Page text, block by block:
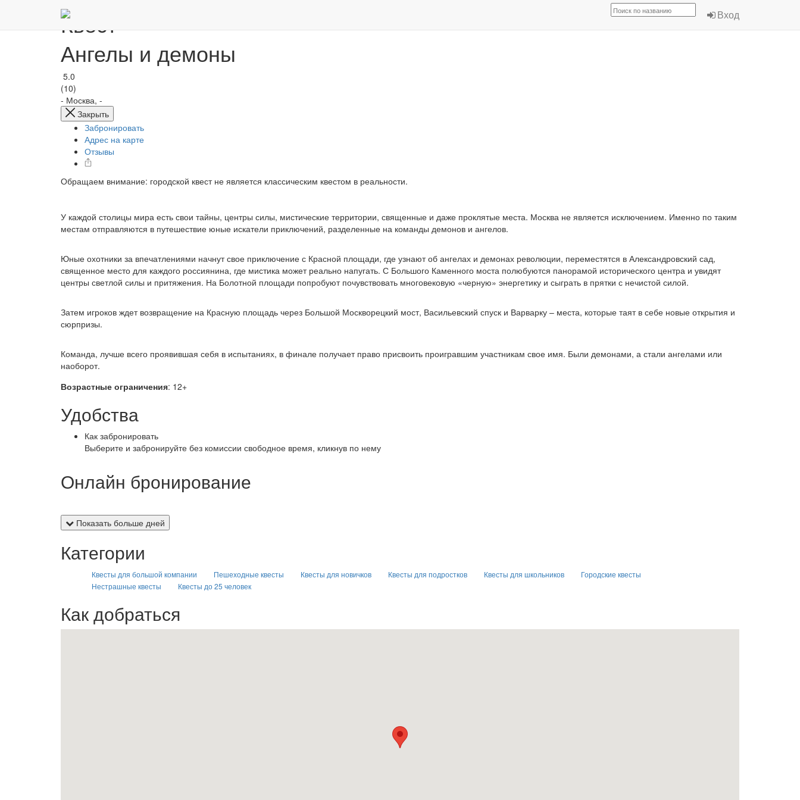
Вход
Квест
Ангелы и демоны
5.0
(10)
- Москва, -
Закрыть
Забронировать
Адрес на карте
Отзывы
Обращаем внимание: городской квест не является классическим квестом в реальности.
У каждой столицы мира есть свои тайны, центры силы, мистические территории, священные и даже проклятые места. Москва не является исключением. Именно по таким
местам отправляются в путешествие юные искатели приключений, разделенные на команды демонов и ангелов.
Юные охотники за впечатлениями начнут свое приключение с Красной площади, где узнают об ангелах и демонах революции, переместятся в Александровский сад,
священное место для каждого россиянина, где мистика может реально напугать. С Большого Каменного моста полюбуются панорамой исторического центра и увидят
центры светлой силы и притяжения. На Болотной площади попробуют почувствовать многовековую «черную» энергетику и сыграть в прятки с нечистой силой.
Затем игроков ждет возвращение на Красную площадь через Большой Москворецкий мост, Васильевский спуск и Варварку – места, которые таят в себе новые открытия и
сюрпризы.
Команда, лучше всего проявившая себя в испытаниях, в финале получает право присвоить проигравшим участникам свое имя. Были демонами, а стали ангелами или
наоборот.
Возрастные ограничения: 12+
Удобства
Как забронировать
Выберите и забронируйте без комиссии свободное время, кликнув по нему
Онлайн бронирование
Показать больше дней
Категории
Квесты для большой компании Пешеходные квесты Квесты для новичков Квесты для подростков Квесты для школьников
Городские квесты
Нестрашные квесты
Квесты до 25 человек
Как добраться